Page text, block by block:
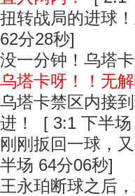
扭转战局的进球
62分28秒]
没一分钟！乌塔卡
乌塔卡呀！！无
乌塔卡禁区内接
进！
[ 3:1 下半场
刚刚扳回一球，
半场 64分06秒]
王永珀断球之后